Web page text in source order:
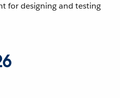
for designing and testing